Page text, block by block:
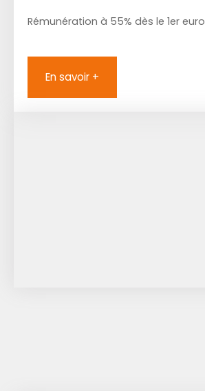
Rémunération à 55% dès le 1er euro
En savoir +